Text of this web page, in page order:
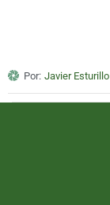
Por: Javier Esturillo